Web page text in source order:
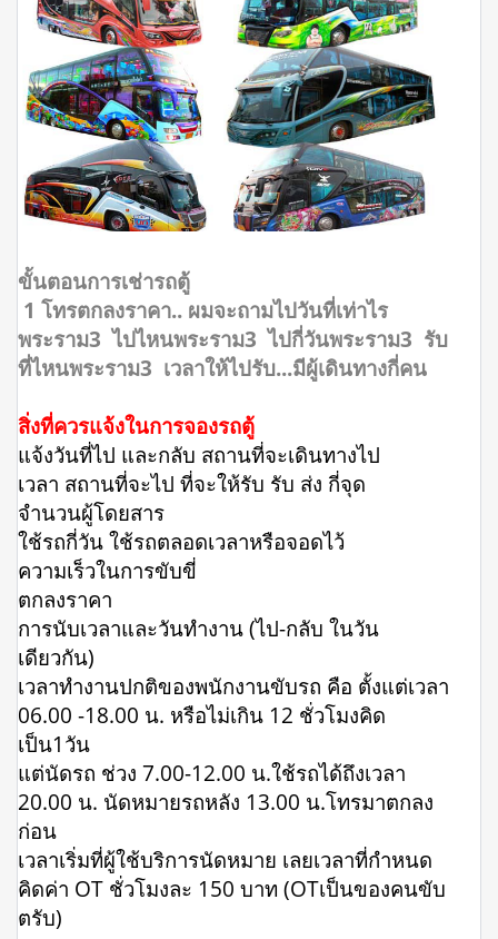
ขั้นตอนการเช่ารถตู้
1 โทรตกลงราคา.. ผมจะถามไปวันที่เท่าไร
พระราม3 ไปไหนพระราม3 ไปกี่วันพระราม3 รับ
ที่ไหนพระราม3 เวลาให้ไปรับ...มีผู้เดินทางกี่คน
สิ่งที่ควรแจ้งในการจองรถตู้
แจ้งวันที่ไป และกลับ สถานที่จะเดินทางไป
เวลา สถานที่จะไป ที่จะให้รับ รับ ส่ง กี่จุด
จำนวนผู้โดยสาร
ใช้รถกี่วัน ใช้รถตลอดเวลาหรือจอดไว้
ความเร็วในการขับขี่
ตกลงราคา
การนับเวลาและวันทำงาน (ไป-กลับ ในวัน
เดียวกัน)
เวลาทำงานปกติของพนักงานขับรถ คือ ตั้งแต่เวลา
06.00 -18.00 น. หรือไม่เกิน 12 ชั่วโมงคิด
เป็น1วัน
แต่นัดรถ ช่วง 7.00-12.00 น.ใช้รถได้ถึงเวลา
20.00 น. นัดหมายรถหลัง 13.00 น.โทรมาตกลง
ก่อน
เวลาเริ่มที่ผู้ใช้บริการนัดหมาย เลยเวลาที่กำหนด
คิดค่า OT ชั่วโมงละ 150 บาท (OTเป็นของคนขับ
ตรับ)